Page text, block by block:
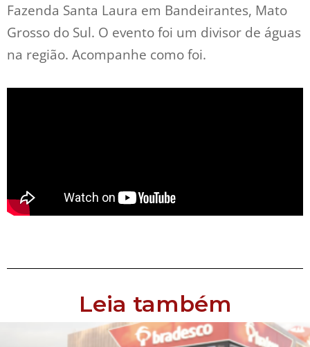
Fazenda Santa Laura em Bandeirantes, Mato
Grosso do Sul. O evento foi um divisor de águas
na região. Acompanhe como foi.
Leia também